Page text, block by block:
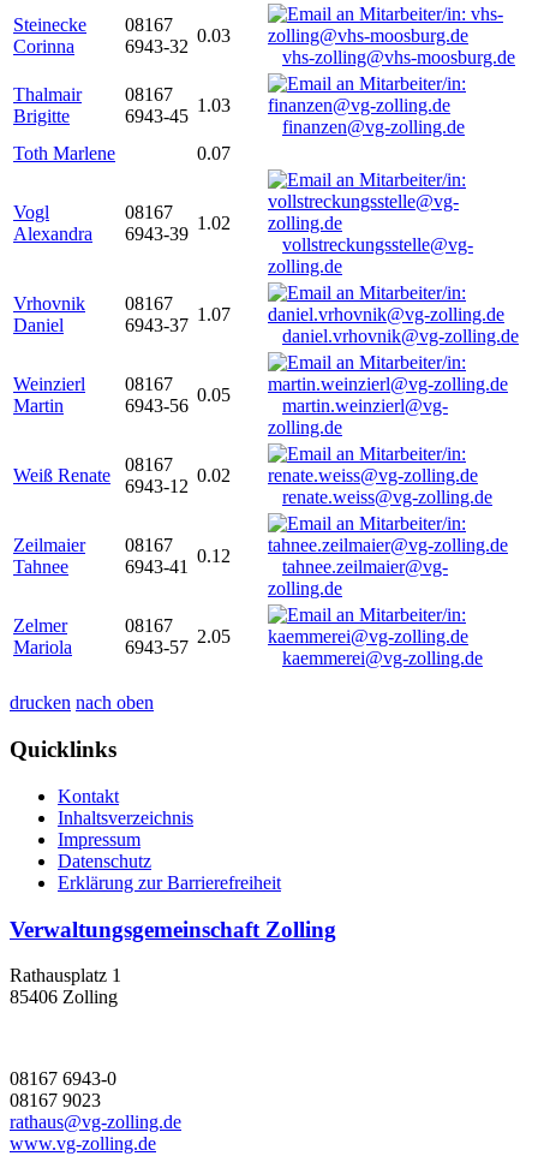
Steinecke
Corinna
08167
6943-32
0.03
vhs-zolling@vhs-moosburg.de
Thalmair
Brigitte
08167
6943-45
1.03
finanzen@vg-zolling.de
Toth Marlene
0.07
Vogl
Alexandra
08167
6943-39
1.02
vollstreckungsstelle@vg-
zolling.de
Vrhovnik
Daniel
08167
6943-37
1.07
daniel.vrhovnik@vg-zolling.de
Weinzierl
Martin
08167
6943-56
0.05
martin.weinzierl@vg-
zolling.de
Weiß Renate
08167
6943-12
0.02
renate.weiss@vg-zolling.de
Zeilmaier
Tahnee
08167
6943-41
0.12
tahnee.zeilmaier@vg-
zolling.de
Zelmer
Mariola
08167
6943-57
2.05
kaemmerei@vg-zolling.de
drucken nach oben
Quicklinks
Kontakt
Inhaltsverzeichnis
Impressum
Datenschutz
Erklärung zur Barrierefreiheit
Verwaltungsgemeinschaft Zolling
Rathausplatz 1
85406 Zolling
08167 6943-0
08167 9023
rathaus@vg-zolling.de
www.vg-zolling.de